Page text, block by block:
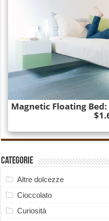
Categorie
Altre dolcezze
Cioccolato
Curiosità